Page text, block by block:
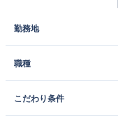
勤務地
職種
こだわり条件